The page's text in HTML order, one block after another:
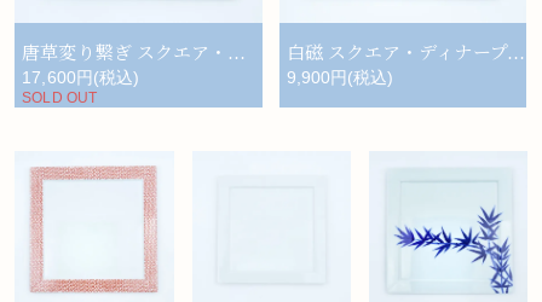
唐草変り繋ぎ スクエア・ディナープレート
17,600円(税込)
SOLD OUT
白磁 スクエア・ディナープレート
9,900円(税込)